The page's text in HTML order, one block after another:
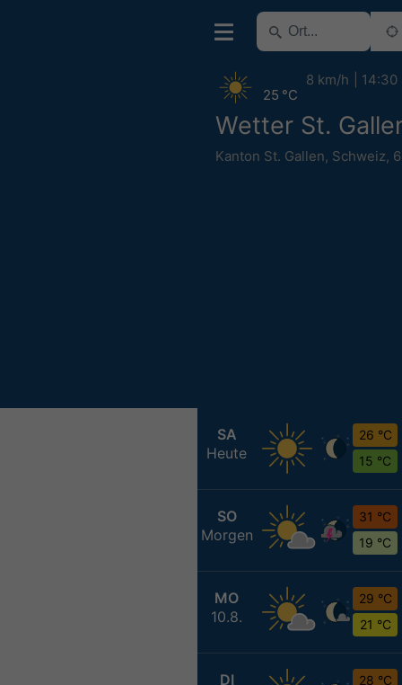
Wetter St.
Kanton St. Gallen, Schweiz,
25 °C
8 km/h 14:30
SA
Heute
26 °C
15 °C
SO
Morgen
31 °C
19 °C
MO
10.8.
29 °C
21 °C
DI
28 °C